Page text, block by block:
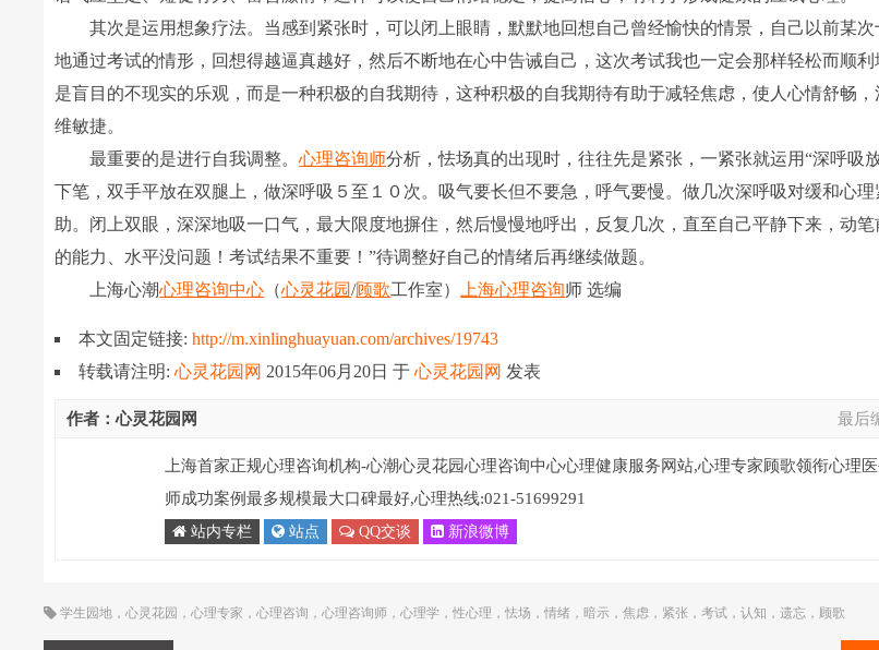
其次是运用想象疗法。当感到紧张时，可以闭上眼睛，默默地回想自己曾经愉快的情景，自己以前某次
地通过考试的情形，回想得越逼真越好，然后不断地在心中告诫自己，这次考试我也一定会那样轻松而顺
是盲目的不现实的乐观，而是一种积极的自我期待，这种积极的自我期待有助于减轻焦虑，使人心情舒畅
维敏捷。
最重要的是进行自我调整。心理咨询师分析，怯场真的出现时，往往先是紧张，一紧张就运用“深呼吸
下笔，双手平放在双腿上，做深呼吸５至１０次。吸气要长但不要急，呼气要慢。做几次深呼吸对缓和心
助。闭上双眼，深深地吸一口气，最大限度地摒住，然后慢慢地呼出，反复几次，直至自己平静下来，动
的能力、水平没问题！考试结果不重要！”待调整好自己的情绪后再继续做题。
上海心潮心理咨询中心 （心灵花园/顾歌工作室） 上海心理咨询师 选编
本文固定链接:http://m.xinlinghuayuan.com/archives/19743
转载请注明:心灵花园网 2015年06月20日于心灵花园网 发表
最后
作者：心灵花园网
上海首家正规心理咨询机构-心潮心灵花园心理咨询中心心理健康服务网站,心理专家顾歌领衔心理
师成功案例最多规模最大口碑最好,心理热线:021-51699291
站内专栏 站点 QQ交谈 新浪微博
学生园地 ，心灵花园 ，心理专家 ，心理咨询 ，心理咨询师 ，心理学 ，性心理 ，怯场 ，情绪 ， 暗示 ，焦虑 ， 紧张 ，考试 ，认知 ， 遗忘 ， 顾歌